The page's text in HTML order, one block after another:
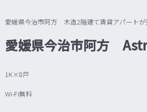
愛媛県今治市阿方 木造2階建て賃貸アパートが
愛媛県今治市阿方
1K×8戸
Wi-Fi無料